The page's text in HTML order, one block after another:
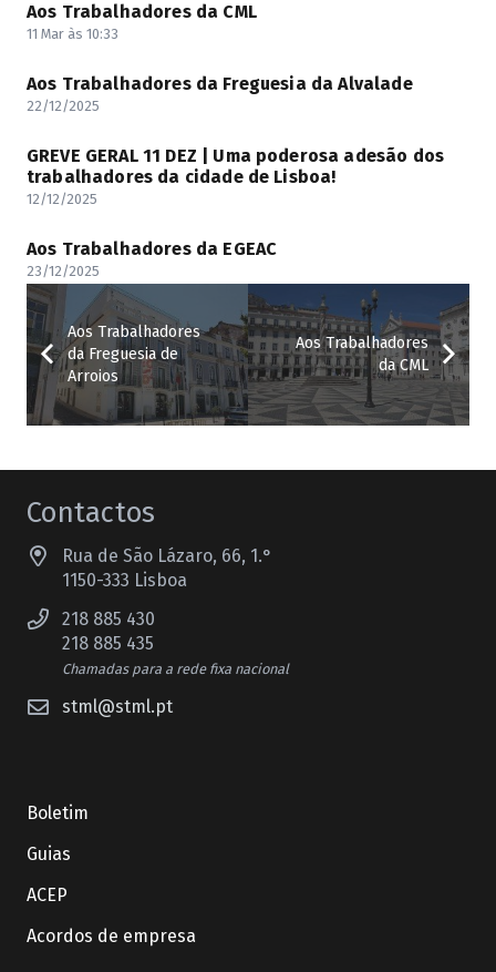
Aos Trabalhadores da CML
11 Mar às 10:33
Aos Trabalhadores da Freguesia da Alvalade
22/12/2025
GREVE GERAL 11 DEZ | Uma poderosa adesão dos
trabalhadores da cidade de Lisboa!
12/12/2025
Aos Trabalhadores da EGEAC
23/12/2025
Aos Trabalhadores
da Freguesia de
Arroios
Aos Trabalhadores
da CML
Contactos
Rua de São Lázaro, 66, 1.°
1150-333 Lisboa
218 885 430
218 885 435
Chamadas para a rede fixa nacional
stml@stml.pt
Boletim
Guias
ACEP
Acordos de empresa